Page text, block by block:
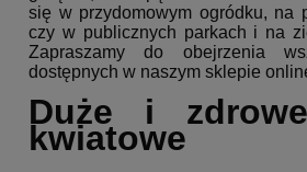
się w przydomowym ogródku, na
czy w publicznych parkach i na
Zapraszamy do obejrzenia
dostępnych w naszym sklepie
Duże i
kwiatowe